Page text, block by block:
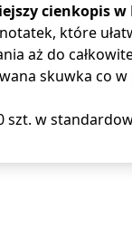
cienkopis w
które
aż do
skuwka co
szt. w